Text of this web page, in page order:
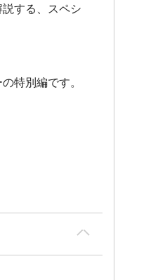
する、スペシ
の特別編です。